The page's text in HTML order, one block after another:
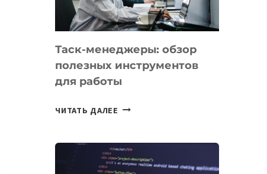
ЕМУ
МОЖНО
УЖЕ
СЕГОДНЯ
Таск-менеджеры: обзор
полезных инструментов
для работы
ЧИТАТЬ ДАЛЕЕ ТАСК-
ПОЛЕЗНЫХ
ИНСТРУМЕНТОВ